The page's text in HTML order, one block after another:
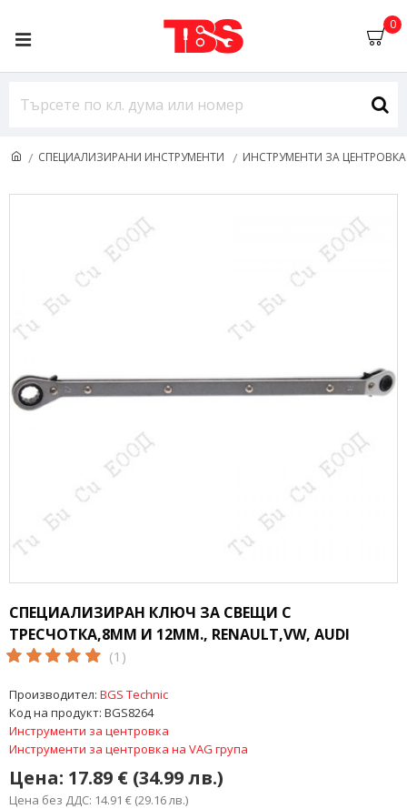
0
СПЕЦИАЛИЗИРАНИ ИНСТРУМЕНТИ ИНСТРУМЕНТИ ЗА ЦЕНТРОВКА
СПЕЦИАЛИЗИРАН КЛЮЧ ЗА СВЕЩИ С
ТРЕСЧОТКА,8ММ И 12ММ., RENAULT,VW, AUDI
(1)
Цена: 17.89 € (34.99 лв.)
Цена без ДДС: 14.91 € (29.16 лв.)
Производител: BGS Technic
Код на продукт: BGS8264
Инструменти за центровка
Инструменти за центровка на VAG група